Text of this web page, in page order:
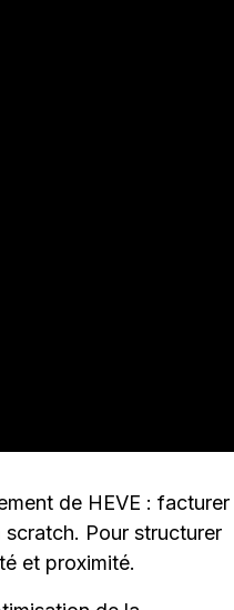
de HEVE : facturer
Pour structurer
et proximité.